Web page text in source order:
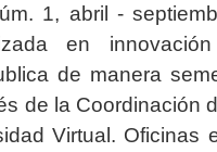
1, abril -
en
de manera
de la Coordinación
Virtual. Oficinas